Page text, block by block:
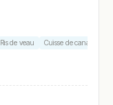
Ris de veau Cuisse de canard